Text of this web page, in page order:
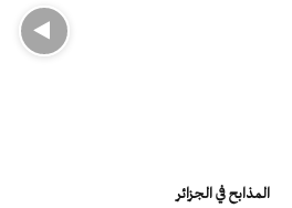
المذابح في الجزائر